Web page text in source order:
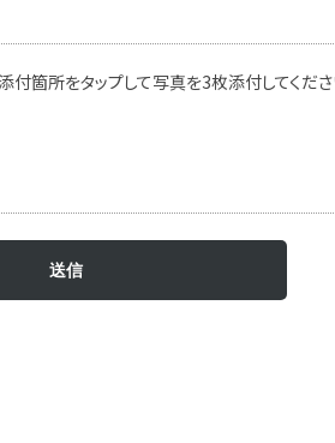
箇所をタップして写真を3枚添付してくだ